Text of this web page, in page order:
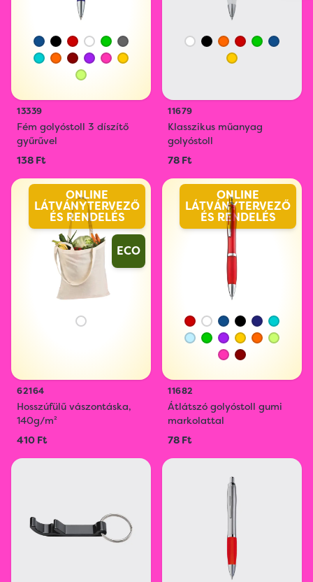
13339
Fém golyóstoll 3 díszítő
gyűrűvel
138 Ft
11679
Klasszikus műanyag
golyóstoll
78 Ft
ONLINE
LÁTVÁNYTERVEZŐ
ÉS RENDELÉS
ECO
62164
Hosszúfülű vászontáska,
140g/m²
410 Ft
ONLINE
LÁTVÁNYTERVEZŐ
ÉS RENDELÉS
11682
Átlátszó golyóstoll gumi
markolattal
78 Ft